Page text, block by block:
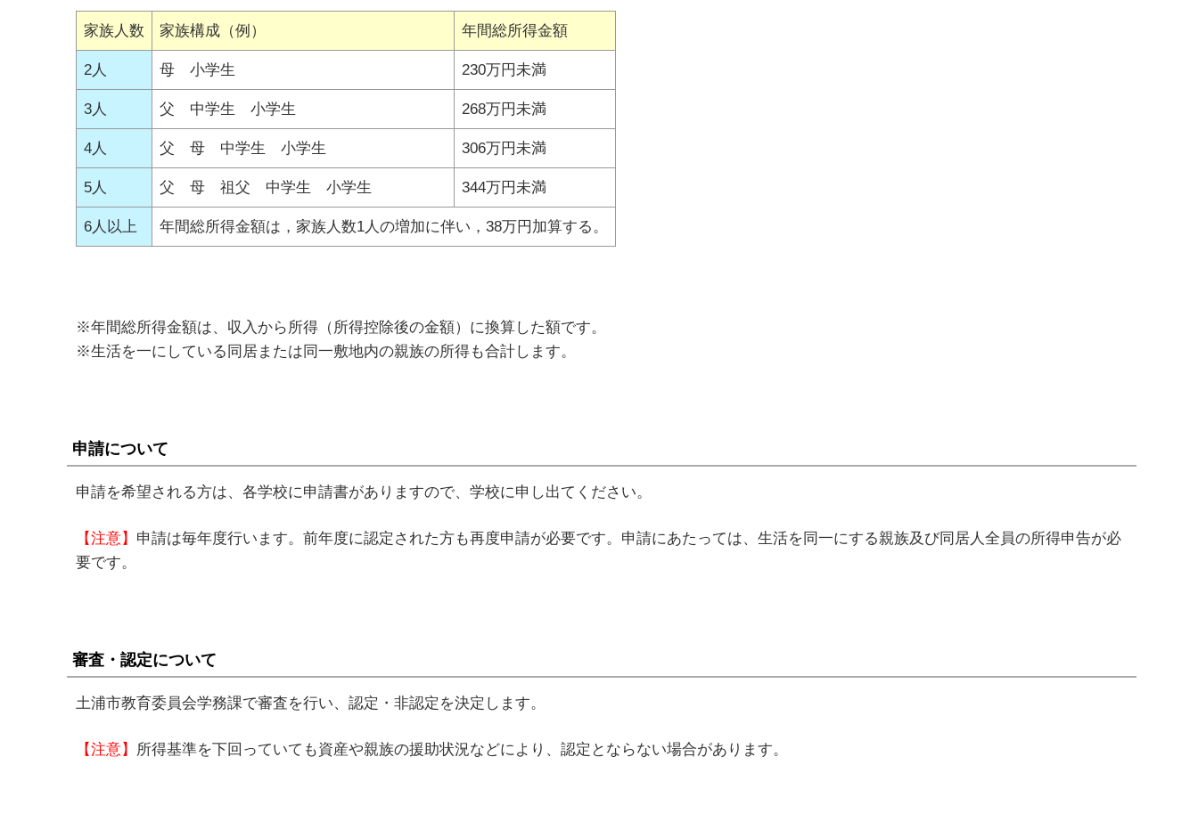
家族人数 家族構成（例） 年間総所得金額
2人 母 小学生 230万円未満
3人 父 中学生 小学生 268万円未満
4人 父 母 中学生 小学生 306万円未満
5人 父 母 祖父 中学生 小学生 344万円未満
6人以上 年間総所得金額は，家族人数1人の増加に伴い，38万円加算する。
※年間総所得金額は、収入から所得（所得控除後の金額）に換算した額です。
※生活を一にしている同居または同一敷地内の親族の所得も合計します。
申請について
申請を希望される方は、各学校に申請書がありますので、学校に申し出てください。
【注意】 申請は毎年度行います。前年度に認定された方も再度申請が必要です。申請にあたっては、生活を同一にする親族及び同居人全員の所得申告が必
要です。
審査・認定について
土浦市教育委員会学務課で審査を行い、認定・非認定を決定します。
【注意】 所得基準を下回っていても資産や親族の援助状況などにより、認定とならない場合があります。